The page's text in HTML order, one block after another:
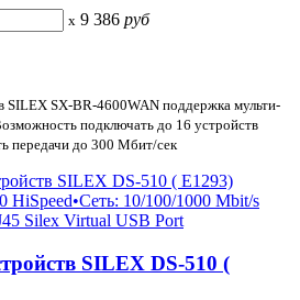
x 9 386 руб
SILEX SX-BR-4600WAN поддержка мульти-
подключать до 16 устройств
передачи до 300 Мбит/сек
SILEX DS-510 (